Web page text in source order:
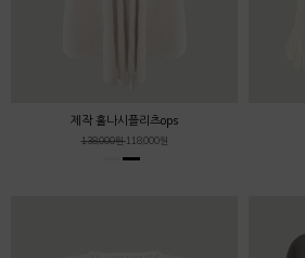
제작 훌나시플리츠ops
138,000원 118,000원